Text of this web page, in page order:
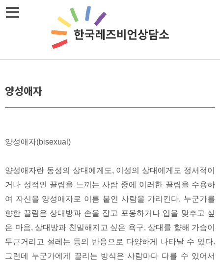
Skip
양성애자
양성애자(bisexual)
양성애자란 동성의 상대에게도, 이성의 상대에게도 정서적이
거나 성적인 끌림을 느끼는 사람 중에 이러한 끌림을 수용하
여 자신을 양성애자로 이름 붙인 사람을 가리킨다. 누군가를
향한 끌림은 상대방과 손을 잡고 포옹하거나 입을 맞추고 싶
은 마음, 상대방과 친밀해지고 싶은 욕구, 상대를 향해 가슴이
두근거리고 설레는 등의 반응으로 다양하게 나타날 수 있다.
그런데 누군가에게 끌리는 방식은 사람마다 다를 수 있어서